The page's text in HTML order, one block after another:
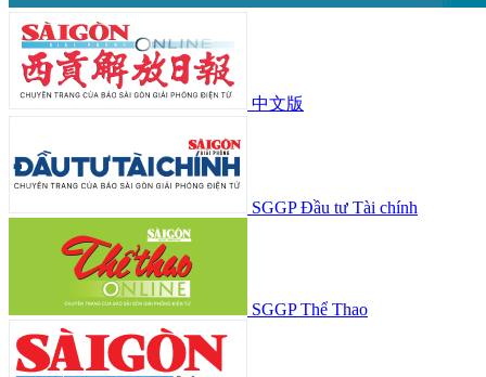
中文版
SGGP Đầu tư Tài chính
SGGP Thể Thao